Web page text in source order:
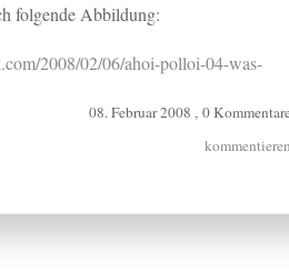
folgende Abbildung:
2008/02/06/ahoi-polloi-04-was-
0
08. Februar 2008 ,